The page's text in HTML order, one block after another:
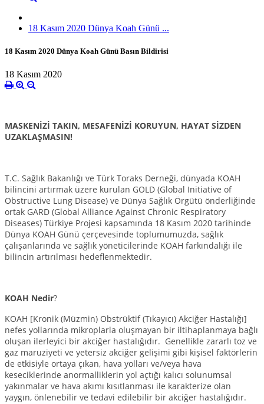
18 Kasım 2020 Dünya Koah Günü ...
18 Kasım 2020 Dünya Koah Günü Basın Bildirisi
18 Kasım 2020
MASKENİZİ TAKIN, MESAFENİZİ KORUYUN, HAYAT SİZDEN
UZAKLAŞMASIN!
T.C. Sağlık Bakanlığı ve Türk Toraks Derneği, dünyada KOAH
bilincini artırmak üzere kurulan GOLD (Global Initiative of
Obstructive Lung Disease) ve Dünya Sağlık Örgütü önderliğinde
ortak GARD (Global Alliance Against Chronic Respiratory
Diseases) Türkiye Projesi kapsamında 18 Kasım 2020 tarihinde
Dünya KOAH Günü çerçevesinde toplumumuzda, sağlık
çalışanlarında ve sağlık yöneticilerinde KOAH farkındalığı ile
bilincin artırılması hedeflenmektedir.
KOAH Nedir?
KOAH [Kronik (Müzmin) Obstrüktif (Tıkayıcı) Akciğer Hastalığı]
nefes yollarında mikroplarla oluşmayan bir iltihaplanmaya bağlı
oluşan ilerleyici bir akciğer hastalığıdır. Genellikle zararlı toz ve
gaz maruziyeti ve yetersiz akciğer gelişimi gibi kişisel faktörlerin
de etkisiyle ortaya çıkan, hava yolları ve/veya hava
keseciklerinde anormalliklerin yol açtığı kalıcı solunumsal
yakınmalar ve hava akımı kısıtlanması ile karakterize olan
yaygın, önlenebilir ve tedavi edilebilir bir akciğer hastalığıdır.